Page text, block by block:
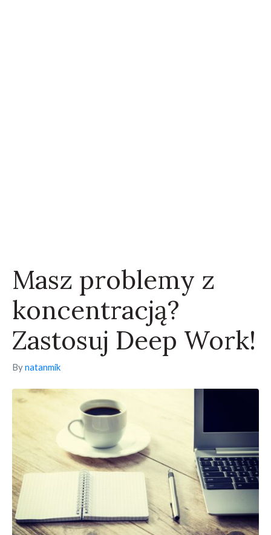
Masz problemy z
koncentracją?
Zastosuj Deep Work!
Bynatanmik